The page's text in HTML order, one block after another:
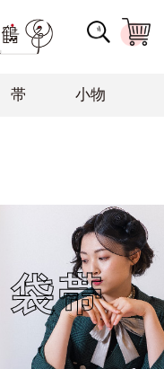
帯 小物
帯